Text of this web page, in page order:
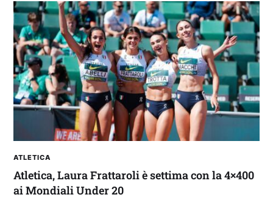
2° TROFEO RIVA | IL POST-PARTITA: commenta
con noi il match tra Cagliari e Nizza
ATLETICA
Atletica, Laura Frattaroli è settima con la 4×400
ai Mondiali Under 20